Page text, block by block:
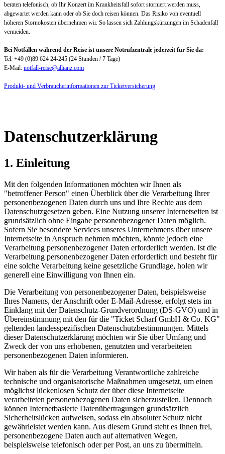
beraten telefonisch, ob Ihr Konzert im Krankheitsfall sofort storniert werden muss,
abgewartet werden kann oder ob Sie doch reisen können. Das Risiko von eventuell
höheren Stornokosten übernehmen wir. So lassen sich Zahlungskürzungen im Schadenfall
vermeiden.
Bei Notfällen während der Reise ist unsere Notrufzentrale jederzeit für Sie da:
Tel: +49 (0)89 624 24-245 (24 Stunden / 7 Tage)
E-Mail: notfall-reise@allianz.com
Produkt- und Verbraucherinformationen zur Ticketversicherung
Datenschutzerklärung
1. Einleitung
Mit den folgenden Informationen möchten wir Ihnen als
"betroffener Person" einen Überblick über die Verarbeitung Ihrer
personenbezogenen Daten durch uns und Ihre Rechte aus dem
Datenschutzgesetzen geben. Eine Nutzung unserer Internetseiten ist
grundsätzlich ohne Eingabe personenbezogener Daten möglich.
Sofern Sie besondere Services unseres Unternehmens über unsere
Internetseite in Anspruch nehmen möchten, könnte jedoch eine
Verarbeitung personenbezogener Daten erforderlich werden. Ist die
Verarbeitung personenbezogener Daten erforderlich und besteht für
eine solche Verarbeitung keine gesetzliche Grundlage, holen wir
generell eine Einwilligung von Ihnen ein.
Die Verarbeitung von personenbezogener Daten, beispielsweise
Ihres Namens, der Anschrift oder E-Mail-Adresse, erfolgt stets im
Einklang mit der Datenschutz-Grundverordnung (DS-GVO) und in
Übereinstimmung mit den für die "Ticket Scharf GmbH & Co. KG"
geltenden landesspezifischen Datenschutzbestimmungen. Mittels
dieser Datenschutzerklärung möchten wir Sie über Umfang und
Zweck der von uns erhobenen, genutzten und verarbeiteten
personenbezogenen Daten informieren.
Wir haben als für die Verarbeitung Verantwortliche zahlreiche
technische und organisatorische Maßnahmen umgesetzt, um einen
möglichst lückenlosen Schutz der über diese Internetseite
verarbeiteten personenbezogenen Daten sicherzustellen. Dennoch
können Internetbasierte Datenübertragungen grundsätzlich
Sicherheitslücken aufweisen, sodass ein absoluter Schutz nicht
gewährleistet werden kann. Aus diesem Grund steht es Ihnen frei,
personenbezogene Daten auch auf alternativen Wegen,
beispielsweise telefonisch oder per Post, an uns zu übermitteln.